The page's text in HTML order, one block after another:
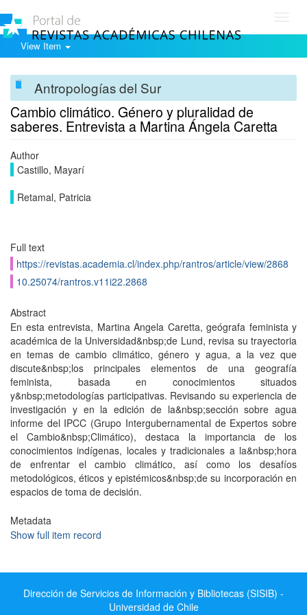
View Item
Antropologías del Sur
Cambio climático. Género y pluralidad de
saberes. Entrevista a Martina Ángela Caretta
Author
Castillo, Mayarí
Retamal, Patricia
Full text
https://revistas.academia.cl/index.php/rantros/article/view/2868
10.25074/rantros.v11i22.2868
Abstract
En esta entrevista, Martina Angela Caretta, geógrafa feminista y
académica de la Universidad&nbsp;de Lund, revisa su trayectoria
en temas de cambio climático, género y agua, a la vez que
discute&nbsp;los principales elementos de una geografía
feminista, basada en conocimientos situados
y&nbsp;metodologías participativas. Revisando su experiencia de
investigación y en la edición de la&nbsp;sección sobre agua
informe del IPCC (Grupo Intergubernamental de Expertos sobre
el Cambio&nbsp;Climático), destaca la importancia de los
conocimientos indígenas, locales y tradicionales a la&nbsp;hora
de enfrentar el cambio climático, así como los desafíos
metodológicos, éticos y epistémicos&nbsp;de su incorporación en
espacios de toma de decisión.
Metadata
Show full item record
Dirección de Servicios de Información y Bibliotecas (SISIB) -
Universidad de Chile